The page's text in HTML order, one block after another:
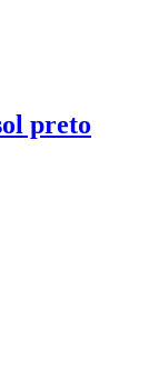
preto